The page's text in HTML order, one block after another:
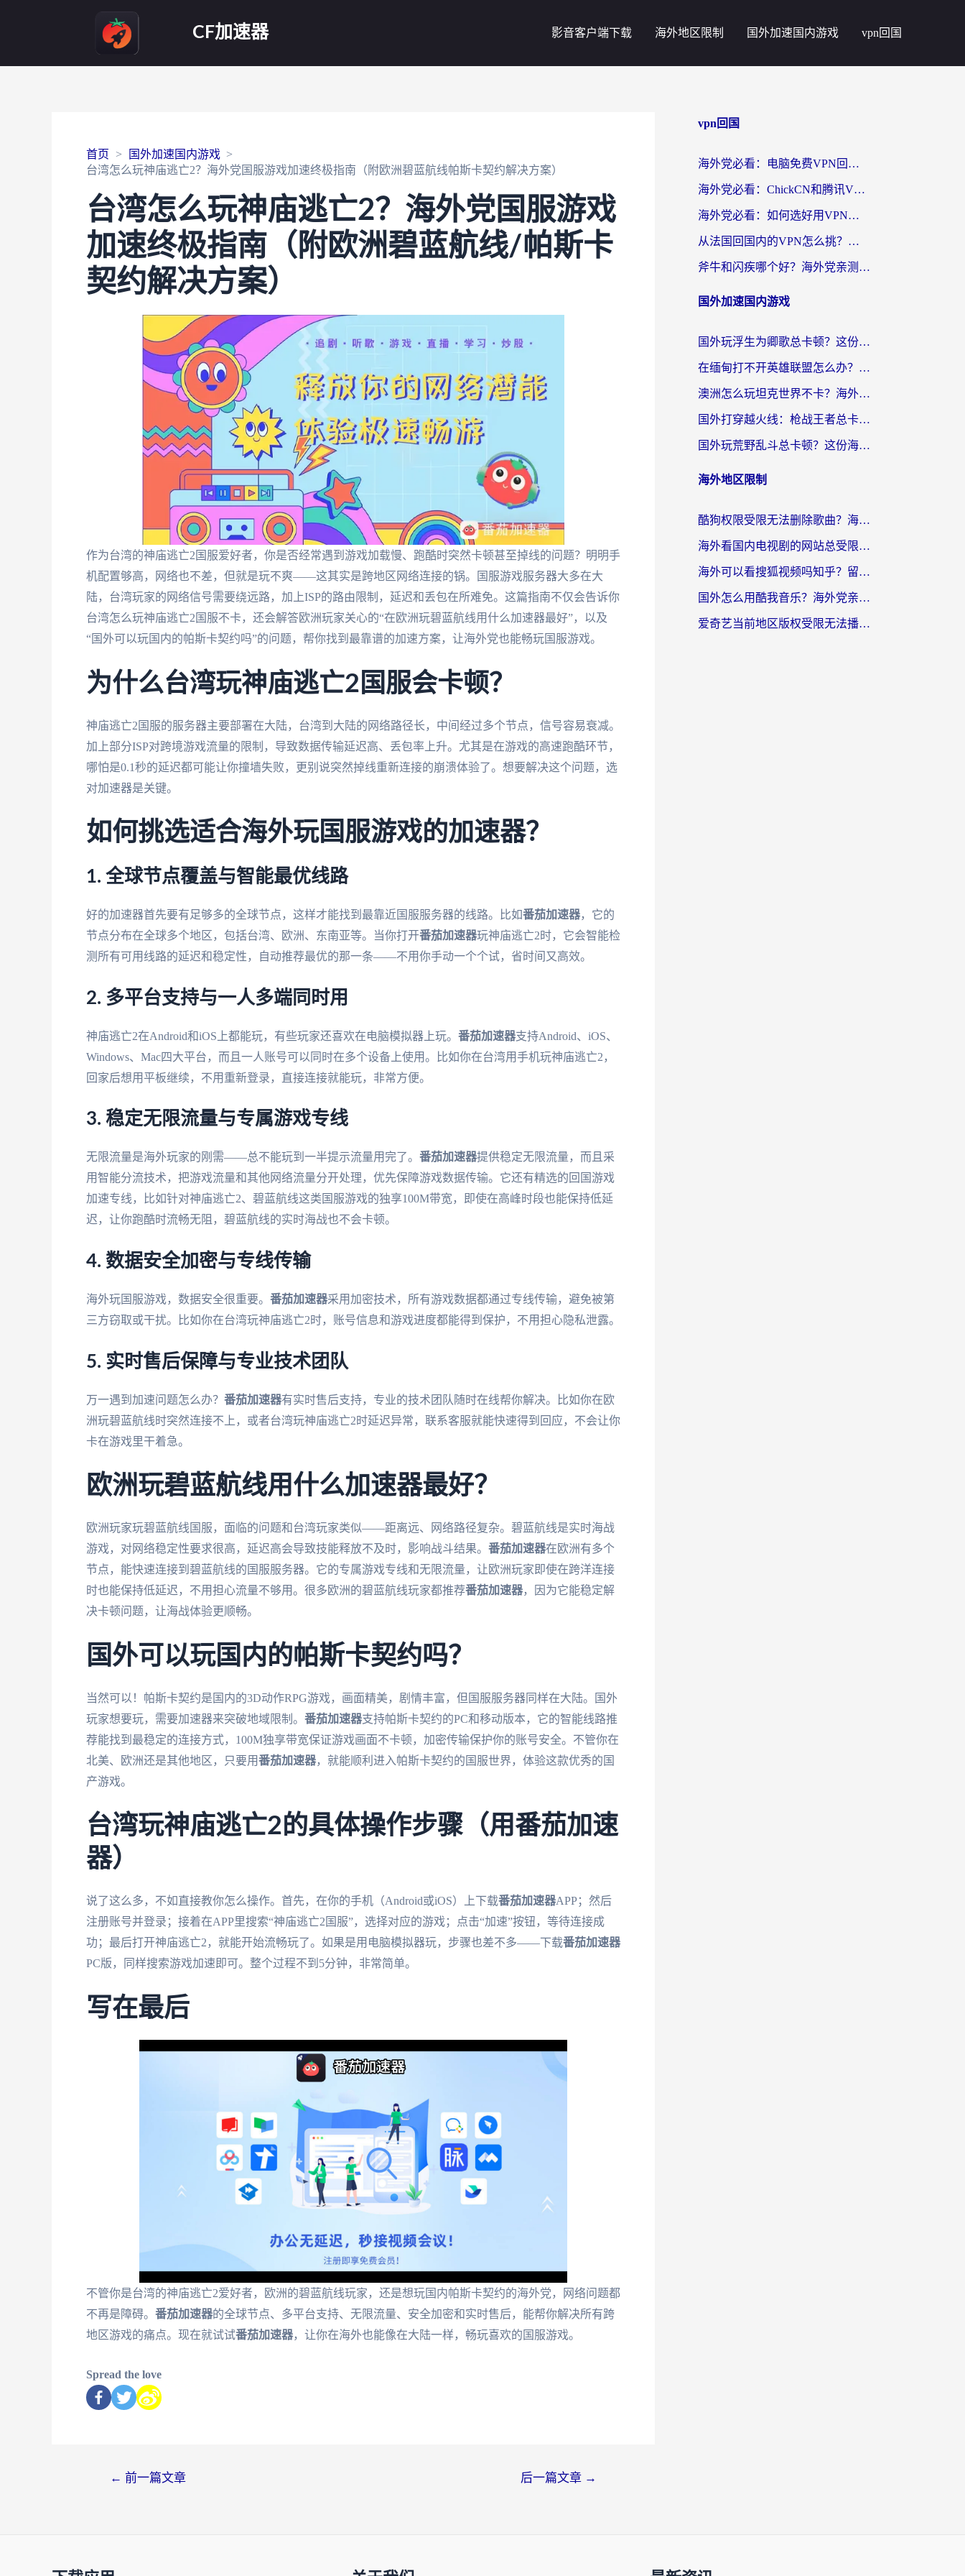
CF加速器 影音客户端下载 海外地区限制 国外加速国内游戏 vpn回国
首页
国外加速国内游戏
台湾怎么玩神庙逃亡2？海外党国服游戏加速终极指南（附欧洲碧蓝航线帕斯卡契约解决方案）
台湾怎么玩神庙逃亡2？海外党国服游戏
加速终极指南（附欧洲碧蓝航线/帕斯卡
契约解决方案）
作为台湾的神庙逃亡2国服爱好者，你是否经常遇到游戏加载慢、跑酷时突然卡顿甚至掉线的问题？明明手
机配置够高，网络也不差，但就是玩不爽——这其实是跨地区网络连接的锅。国服游戏服务器大多在大
陆，台湾玩家的网络信号需要绕远路，加上ISP的路由限制，延迟和丢包在所难免。这篇指南不仅会告诉你
台湾怎么玩神庙逃亡2国服不卡，还会解答欧洲玩家关心的“在欧洲玩碧蓝航线用什么加速器最好”，以及
“国外可以玩国内的帕斯卡契约吗”的问题，帮你找到最靠谱的加速方案，让海外党也能畅玩国服游戏。
为什么台湾玩神庙逃亡2国服会卡顿？
神庙逃亡2国服的服务器主要部署在大陆，台湾到大陆的网络路径长，中间经过多个节点，信号容易衰减。
加上部分ISP对跨境游戏流量的限制，导致数据传输延迟高、丢包率上升。尤其是在游戏的高速跑酷环节，
哪怕是0.1秒的延迟都可能让你撞墙失败，更别说突然掉线重新连接的崩溃体验了。想要解决这个问题，选
对加速器是关键。
如何挑选适合海外玩国服游戏的加速器？
1. 全球节点覆盖与智能最优线路
好的加速器首先要有足够多的全球节点，这样才能找到最靠近国服服务器的线路。比如番茄加速器，它的
节点分布在全球多个地区，包括台湾、欧洲、东南亚等。当你打开番茄加速器玩神庙逃亡2时，它会智能检
测所有可用线路的延迟和稳定性，自动推荐最优的那一条——不用你手动一个个试，省时间又高效。
2. 多平台支持与一人多端同时用
神庙逃亡2在Android和iOS上都能玩，有些玩家还喜欢在电脑模拟器上玩。 番茄加速器支持Android、iOS、
Windows、Mac四大平台，而且一人账号可以同时在多个设备上使用。比如你在台湾用手机玩神庙逃亡2，
回家后想用平板继续，不用重新登录，直接连接就能玩，非常方便。
3. 稳定无限流量与专属游戏专线
无限流量是海外玩家的刚需——总不能玩到一半提示流量用完了。 番茄加速器提供稳定无限流量，而且采
用智能分流技术，把游戏流量和其他网络流量分开处理，优先保障游戏数据传输。它还有精选的回国游戏
加速专线，比如针对神庙逃亡2、碧蓝航线这类国服游戏的独享100M带宽，即使在高峰时段也能保持低延
迟，让你跑酷时流畅无阻，碧蓝航线的实时海战也不会卡顿。
4. 数据安全加密与专线传输
海外玩国服游戏，数据安全很重要。 番茄加速器采用加密技术，所有游戏数据都通过专线传输，避免被第
三方窃取或干扰。比如你在台湾玩神庙逃亡2时，账号信息和游戏进度都能得到保护，不用担心隐私泄露。
5. 实时售后保障与专业技术团队
万一遇到加速问题怎么办？ 番茄加速器有实时售后支持，专业的技术团队随时在线帮你解决。比如你在欧
洲玩碧蓝航线时突然连接不上，或者台湾玩神庙逃亡2时延迟异常，联系客服就能快速得到回应，不会让你
卡在游戏里干着急。
欧洲玩碧蓝航线用什么加速器最好？
欧洲玩家玩碧蓝航线国服，面临的问题和台湾玩家类似——距离远、网络路径复杂。碧蓝航线是实时海战
游戏，对网络稳定性要求很高，延迟高会导致技能释放不及时，影响战斗结果。 番茄加速器在欧洲有多个
节点，能快速连接到碧蓝航线的国服服务器。它的专属游戏专线和无限流量，让欧洲玩家即使在跨洋连接
时也能保持低延迟，不用担心流量不够用。很多欧洲的碧蓝航线玩家都推荐番茄加速器，因为它能稳定解
决卡顿问题，让海战体验更顺畅。
国外可以玩国内的帕斯卡契约吗？
当然可以！帕斯卡契约是国内的3D动作RPG游戏，画面精美，剧情丰富，但国服服务器同样在大陆。国外
玩家想要玩，需要加速器来突破地域限制。 番茄加速器支持帕斯卡契约的PC和移动版本，它的智能线路推
荐能找到最稳定的连接方式，100M独享带宽保证游戏画面不卡顿，加密传输保护你的账号安全。不管你在
北美、欧洲还是其他地区，只要用番茄加速器，就能顺利进入帕斯卡契约的国服世界，体验这款优秀的国
产游戏。
台湾玩神庙逃亡2的具体操作步骤（用番茄加速
器）
说了这么多，不如直接教你怎么操作。首先，在你的手机（Android或iOS）上下载番茄加速器APP；然后
注册账号并登录；接着在APP里搜索“神庙逃亡2国服”，选择对应的游戏；点击“加速”按钮，等待连接成
功；最后打开神庙逃亡2，就能开始流畅玩了。如果是用电脑模拟器玩，步骤也差不多——下载番茄加速器
PC版，同样搜索游戏加速即可。整个过程不到5分钟，非常简单。
写在最后
不管你是台湾的神庙逃亡2爱好者，欧洲的碧蓝航线玩家，还是想玩国内帕斯卡契约的海外党，网络问题都
不再是障碍。 番茄加速器的全球节点、多平台支持、无限流量、安全加密和实时售后，能帮你解决所有跨
地区游戏的痛点。现在就试试番茄加速器，让你在海外也能像在大陆一样，畅玩喜欢的国服游戏。
Spread the love
← 前一篇文章 后一篇文章 →
vpn回国
海外党必看：电脑免费VPN回国真的靠谱吗？附实测对比与最优方案指南
海外党必看：ChickCN和腾讯VPN好用吗？3招选对回国加速器，告别地区限制
海外党必看：如何选好用VPN实现国内资源无缝访问？从越南到全球都适用
从法国回国内的VPN怎么挑？海外党亲测：稳定、多端、安全才是关键
斧牛和闪疾哪个好？海外党亲测3款回国加速器，教你选到不踩坑的那一款
国外加速国内游戏
国外玩浮生为卿歌总卡顿？这份加速器选择指南帮你找回丝滑体验
在缅甸打不开英雄联盟怎么办？海外党亲测有效的国服游戏加速指南
澳洲怎么玩坦克世界不卡？海外党国服游戏加速终极指南（附逆战奇妙碰碰车解决方案）
国外打穿越火线：枪战王者总卡顿？这篇加速器推荐下载指南帮你解决延迟难题
国外玩荒野乱斗总卡顿？这份海外党专属的国服游戏加速攻略请收好
海外地区限制
酷狗权限受限无法删除歌曲？海外党听国内音乐的终极解决方案来了
海外看国内电视剧的网站总受限？教你选对回国加速器，轻松追热剧
海外可以看搜狐视频吗知乎？留学生亲测有效的回国加速器选择指南
国外怎么用酷我音乐？海外党亲测有效的回国加速方案，附千千音乐中文歌收听指南
爱奇艺当前地区版权受限无法播放？海外党追剧看电影的终极解决方案来了